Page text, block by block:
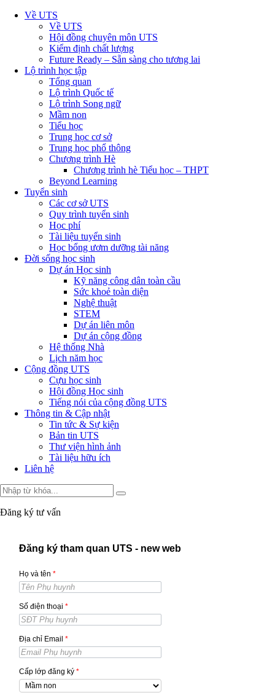
Về UTS
Về UTS
Hội đồng chuyên môn UTS
Kiểm định chất lượng
Future Ready – Sẵn sàng cho tương lai
Lộ trình học tập
Tổng quan
Lộ trình Quốc tế
Lộ trình Song ngữ
Mầm non
Tiểu học
Trung học cơ sở
Trung học phổ thông
Chương trình Hè
Chương trình hè Tiểu học – THPT
Beyond Learning
Tuyển sinh
Các cơ sở UTS
Quy trình tuyển sinh
Học phí
Tài liệu tuyển sinh
Học bổng ươm dưỡng tài năng
Đời sống học sinh
Dự án Học sinh
Kỹ năng công dân toàn cầu
Sức khoẻ toàn diện
Nghệ thuật
STEM
Dự án liên môn
Dự án cộng đồng
Hệ thống Nhà
Lịch năm học
Cộng đồng UTS
Cựu học sinh
Hội đồng Học sinh
Tiếng nói của cộng đồng UTS
Thông tin & Cập nhật
Tin tức & Sự kiện
Bản tin UTS
Thư viện hình ảnh
Tài liệu hữu ích
Liên hệ
Đăng ký tư vấn
Đăng ký tham quan UTS - new web
Họ và tên *
Số điện thoại *
Địa chỉ Email *
Cấp lớp đăng ký *